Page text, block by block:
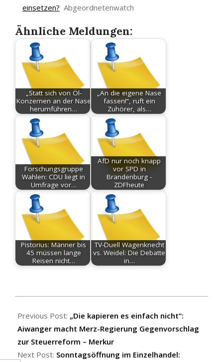
einsetzen? Abgeordnetenwatch
Ähnliche Meldungen:
„Statt sich von Öl-
Konzernen an der Nase
herumführen…
„An die eigene Nase
fassen!“, ruft ein
Zuhörer, als…
Forschungsgruppe
Wahlen: CDU liegt in
Umfrage vor…
AfD nur noch knapp
vor SPD in
Brandenburg -
ZDFheute
Pistorius: Männer bis
45 müssen lange
Reisen nicht…
TV-Duell Wagenknecht
vs. Weidel: Die Debatte
in…
07-
06
Previous Post: „Die kapieren es einfach nicht“:
Aiwanger macht Merz-Regierung Gegenvorschlag
zur Steuerreform – Merkur
Next Post: Sonntagsöffnung im Einzelhandel: